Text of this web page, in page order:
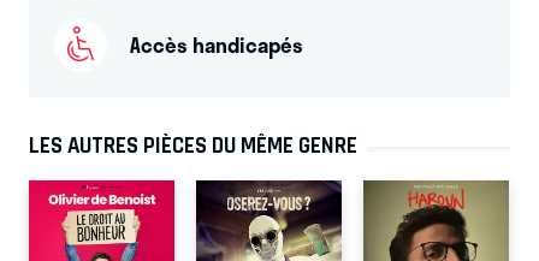
Accès handicapés
LES AUTRES PIÈCES DU MÊME GENRE